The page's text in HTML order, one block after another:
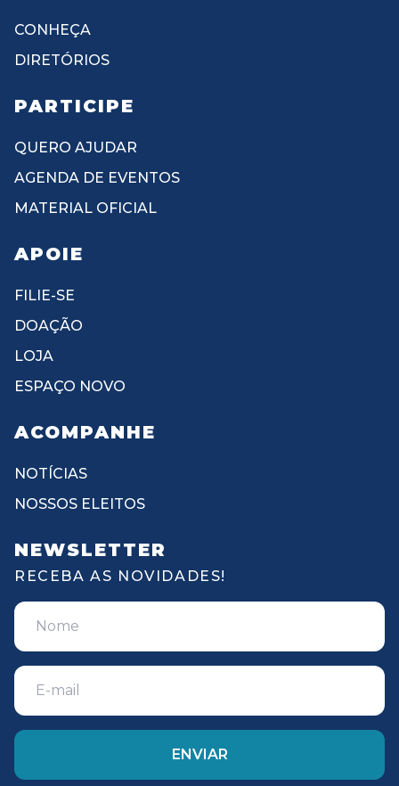
CONHEÇA
DIRETÓRIOS
PARTICIPE
QUERO AJUDAR
AGENDA DE EVENTOS
MATERIAL OFICIAL
APOIE
FILIE-SE
DOAÇÃO
LOJA
ESPAÇO NOVO
ACOMPANHE
NOTÍCIAS
NOSSOS ELEITOS
NEWSLETTER
RECEBA AS NOVIDADES!